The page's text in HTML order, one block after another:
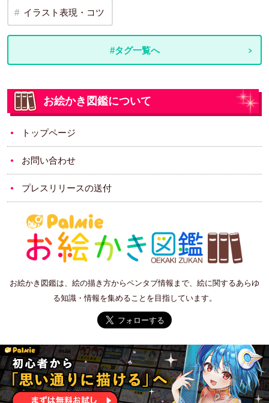
イラスト表現・コツ
#タグ一覧へ
お絵かき図鑑について
トップページ
お問い合わせ
プレスリリースの送付
お絵かき図鑑は、絵の描き方からペンタブ情報まで、絵に関するあらゆ
る知識・情報を集めることを目指しています。